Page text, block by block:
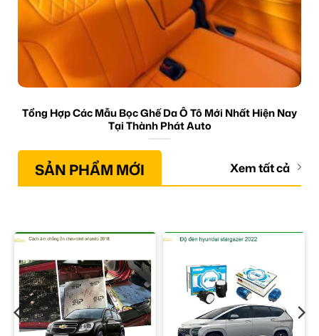
Tổng Hợp Các Mẫu Bọc Ghế Da Ô Tô Mới Nhất Hiện Nay
Tại Thành Phát Auto
SẢN PHẨM MỚI Xem tất cả